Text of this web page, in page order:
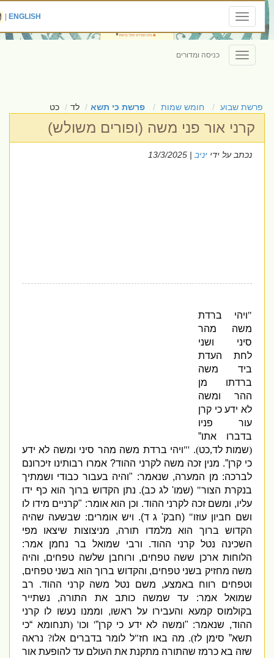
Toggle
navigation
ENGLISH
|
Toggle
navigation
כניסה ומדורים
פרשת שבוע חומש שמות פרשת כי תשא לד כט
קרני אור פני משה (ופורים משולש)
נכתב על ידייניב| 13/3/2025
ויהי ברדת
משה מהר
סיני ושני
לחת העדת
ביד משה
ברדתו מן
ההר ומשה
לא ידע כי קרן
עור פניו
בדברו אתו”
שמות לד,כט). '" ויהי ברדת משה מהר סיני ומשה לא ידע
כי קרן”.מנין זכה משה לקרני ההוד?אמרו רבותינו זיכרונם
לברכה:מן המערה,שנאמר: "והיה בעבור כבודי ושמתיך
בנקרת הצור"
(שמו'לג כב).נתן הקדוש ברוך הוא כף ידו
עליו,ומשם זכה לקרני ההוד.וכן הוא אומר: "קרניים מידו לו
ושם חביון עוזו"
(חבק'ג ד ).ויש אומרים:שבשעה שהיה
הקדוש ברוך הוא מלמדו תורה,מניצוצות שיצאו מפי
השכינה נטל קרני ההוד.ורבי שמואל בר נחמן אמר:
הלוחות ארכן ששה טפחים,ורוחבן שלשה טפחים,והיה
משה מחזיק בשני טפחים,והקדוש ברוך הוא בשני טפחים,
וטפחים רווח באמצע,משם נטל משה קרני ההוד.רב
שמואל אמר:עד שמשה כותב את התורה,נשתייר
בקולמוס קמעא והעבירו על ראשו,וממנו נעשו לו קרני
ההוד,שנאמר: "ומשה לא ידע כי קרן”'וכו ' (תנחומא “כי
תשא” סימן לז ).מה באו חז "ל לומר בדברים אלו?נראה
שזה בא כרמז שהתורה מתקנת את העולם עד להופעת אור